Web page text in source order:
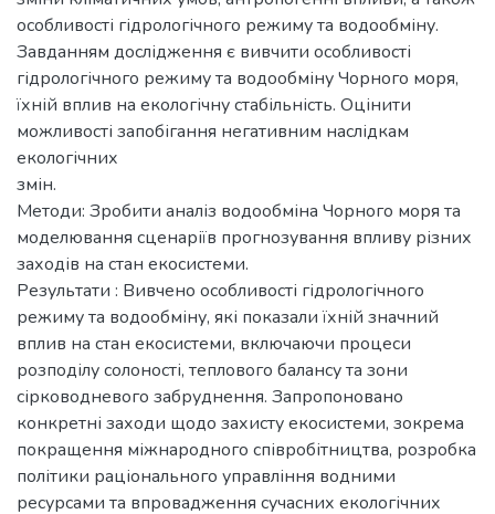
особливості гідрологічного режиму та водообміну.
Завданням дослідження є вивчити особливості
гідрологічного режиму та водообміну Чорного моря,
їхній вплив на екологічну стабільність. Оцінити
можливості запобігання негативним наслідкам
екологічних
змін.
Методи: Зробити аналіз водообміна Чорного моря та
моделювання сценаріїв прогнозування впливу різних
заходів на стан екосистеми.
Результати : Вивчено особливості гідрологічного
режиму та водообміну, які показали їхній значний
вплив на стан екосистеми, включаючи процеси
розподілу солоності, теплового балансу та зони
сірководневого забруднення. Запропоновано
конкретні заходи щодо захисту екосистеми, зокрема
покращення міжнародного співробітництва, розробка
політики раціонального управління водними
ресурсами та впровадження сучасних екологічних